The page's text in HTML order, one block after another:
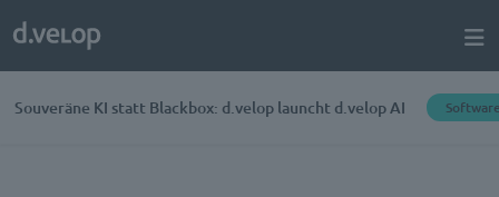
Souveräne KI statt Blackbox: d.velop launcht d.velop AI